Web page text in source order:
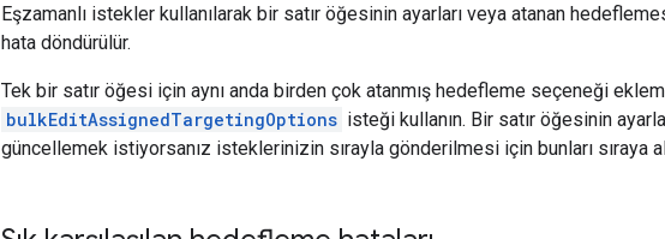
Eşzamanlı istekler kullanılarak bir satır öğesinin ayarları veya atanan
hata döndürülür.
Tek bir satır öğesi için aynı anda birden çok atanmış hedefleme seçeneği
bulkEditAssignedTargetingOptions isteği kullanın. Bir satır öğesinin
güncellemek istiyorsanız isteklerinizin sırayla gönderilmesi için bunları sıraya